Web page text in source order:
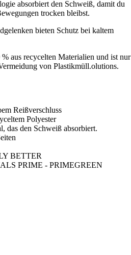
absorbiert den Schweiß, damit du
trocken bleibst.
bieten Schutz bei kaltem
aus recycelten Materialien und ist nur
von Plastikmüll.olutions.
Reißverschluss
Polyester
den Schweiß absorbiert.
BETTER
PRIME - PRIMEGREEN